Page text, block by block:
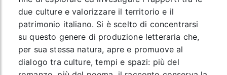
due culture e valorizzare il territorio e il
patrimonio italiano. Si è scelto di concentrarsi
su questo genere di produzione letteraria che,
per sua stessa natura, apre e promuove al
dialogo tra culture, tempi e spazi: più del